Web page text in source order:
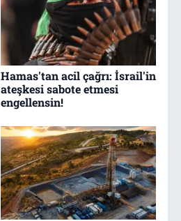
Hamas'tan acil çağrı: İsrail'in
ateşkesi sabote etmesi
engellensin!